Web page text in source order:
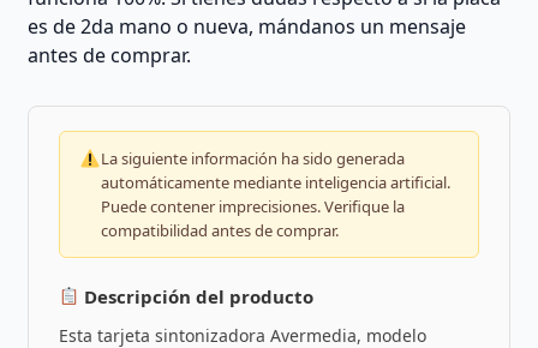
es de 2da mano o nueva, mándanos un mensaje
antes de comprar.
La siguiente información ha sido generada
automáticamente mediante inteligencia artificial.
Puede contener imprecisiones. Verifique la
compatibilidad antes de comprar.
Descripción del producto
Esta tarjeta sintonizadora Avermedia, modelo